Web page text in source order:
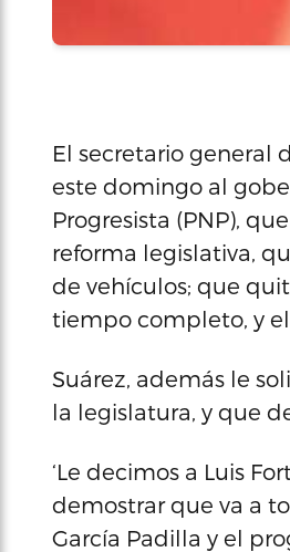
El secretario general
este domingo al
Progresista (PNP),
reforma legislativa,
de vehículos; que
tiempo completo, y
Suárez, además le
la legislatura, y que
‘Le decimos a Luis
demostrar que va a
García Padilla y el